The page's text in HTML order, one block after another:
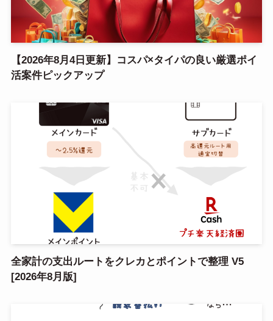
【2026年8月4日更新】コスパ×タイパの良い厳選ポイ
活案件ピックアップ
全家計の支出ルートをクレカとポイントで整理 V5
[2026年8月版]